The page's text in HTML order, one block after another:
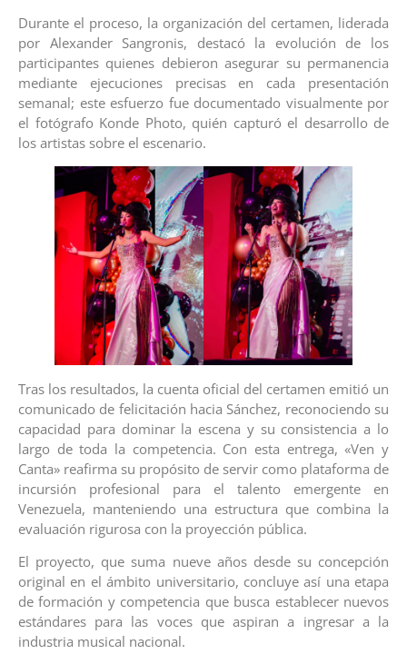
Durante el proceso, la organización del certamen, liderada
por Alexander Sangronis, destacó la evolución de los
participantes quienes debieron asegurar su permanencia
mediante ejecuciones precisas en cada presentación
semanal; este esfuerzo fue documentado visualmente por
el fotógrafo Konde Photo, quién capturó el desarrollo de
los artistas sobre el escenario.
Tras los resultados, la cuenta oficial del certamen emitió un
comunicado de felicitación hacia Sánchez, reconociendo su
capacidad para dominar la escena y su consistencia a lo
largo de toda la competencia. Con esta entrega, «Ven y
Canta» reafirma su propósito de servir como plataforma de
incursión profesional para el talento emergente en
Venezuela, manteniendo una estructura que combina la
evaluación rigurosa con la proyección pública.
El proyecto, que suma nueve años desde su concepción
original en el ámbito universitario, concluye así una etapa
de formación y competencia que busca establecer nuevos
estándares para las voces que aspiran a ingresar a la
industria musical nacional.